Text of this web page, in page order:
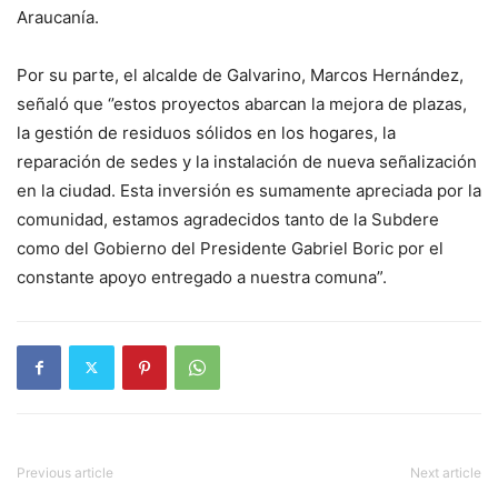
Araucanía.
Por su parte, el alcalde de Galvarino, Marcos Hernández,
señaló que ‘’estos proyectos abarcan la mejora de plazas,
la gestión de residuos sólidos en los hogares, la
reparación de sedes y la instalación de nueva señalización
en la ciudad. Esta inversión es sumamente apreciada por la
comunidad, estamos agradecidos tanto de la Subdere
como del Gobierno del Presidente Gabriel Boric por el
constante apoyo entregado a nuestra comuna”.
Previous article Next article